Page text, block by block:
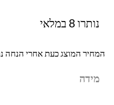
נותרו 8 במלאי
המחיר המוצג כעת אחרי הנחה
מידה